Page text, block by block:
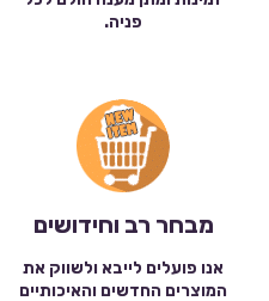
פניה.
מבחר רב וחידושים
אנו פועלים לייבא ולשווק את
המוצרים החדשים והאיכותיים